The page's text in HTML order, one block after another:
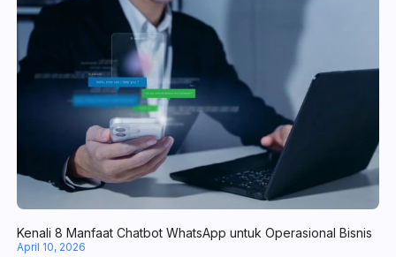
Mengenal Lead Management Software, Tools Tangguh Kelola
April 20, 2026